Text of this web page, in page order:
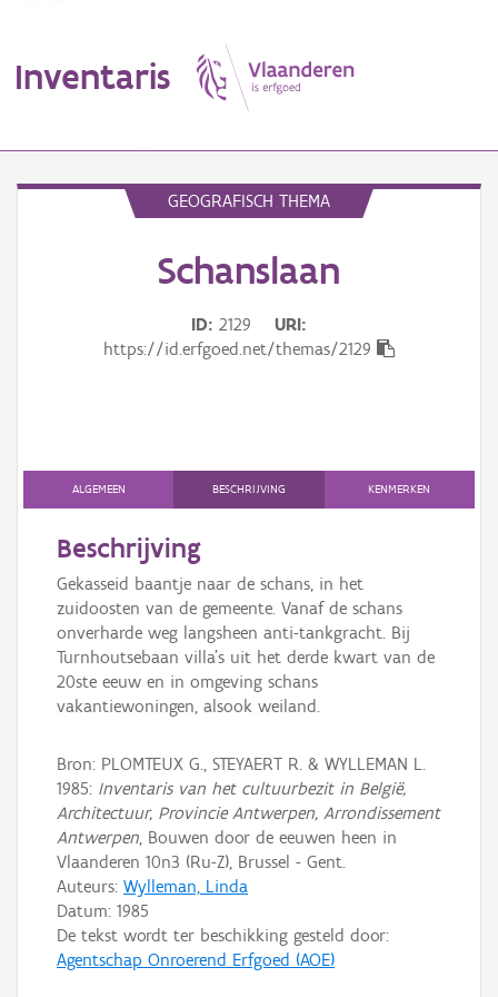
Inventaris
Persoon of collectief
Downloads
Hergebruik
Aanmelden
GEOGRAFISCH THEMA
Schanslaan
ID 2129
URI
https://id.erfgoed.net/themas/2129
ALGEMEEN BESCHRIJVING KENMERKEN
Beschrijving
Gekasseid baantje naar de schans, in het
zuidoosten van de gemeente. Vanaf de schans
onverharde weg langsheen anti-tankgracht. Bij
Turnhoutsebaan villa's uit het derde kwart van de
20ste eeuw en in omgeving schans
vakantiewoningen, alsook weiland.
Bron: PLOMTEUX G., STEYAERT R. & WYLLEMAN L.
1985: Inventaris van het cultuurbezit in België,
Architectuur, Provincie Antwerpen, Arrondissement
Antwerpen, Bouwen door de eeuwen heen in
Vlaanderen 10n3 (Ru-Z), Brussel - Gent.
Auteurs: Wylleman, Linda
Datum: 1985
De tekst wordt ter beschikking gesteld door:
Agentschap Onroerend Erfgoed (AOE)